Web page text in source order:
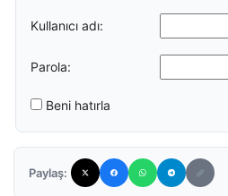
Kullanıcı adı:
Parola:
Beni hatırla
Paylaş: